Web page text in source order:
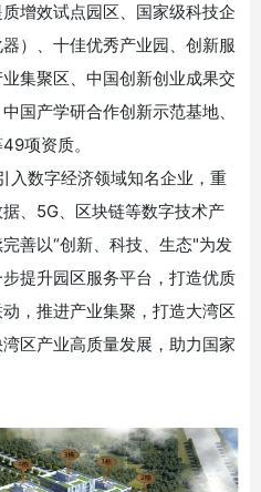
增效试点园区、国家级科技企
）、十佳优秀产业园、创新服
集聚区、中国创新创业成果交
国产学研合作创新示范基地、
49项资质。
入数字经济领域知名企业，重
、 5G、区块链等数字技术产
善以“创新、科技、生态"为发
提升园区服务平台，打造优质
，推进产业集聚，打造大湾区
区产业高质量发展，助力国家